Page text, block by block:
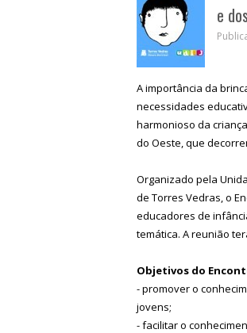
e
A importância da
necessidades
harmonioso da
do Oeste, que
Organizado pela
de Torres Vedras, o
educadores de
temática. A reunião
Objetivos do
- promover o
jovens;
- facilitar o